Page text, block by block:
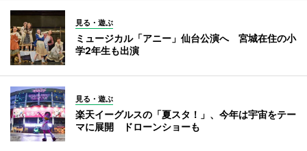
見る・遊ぶ
ミュージカル「アニー」仙台公演へ 宮城在住の小
学2年生も出演
見る・遊ぶ
楽天イーグルスの「夏スタ！」、今年は宇宙をテー
マに展開 ドローンショーも